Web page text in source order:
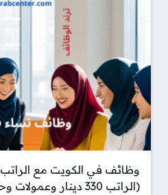
وظائف في الكويت مع
(الراتب 330 دينار